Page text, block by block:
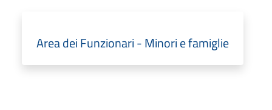
Area dei Funzionari - Minori e famiglie